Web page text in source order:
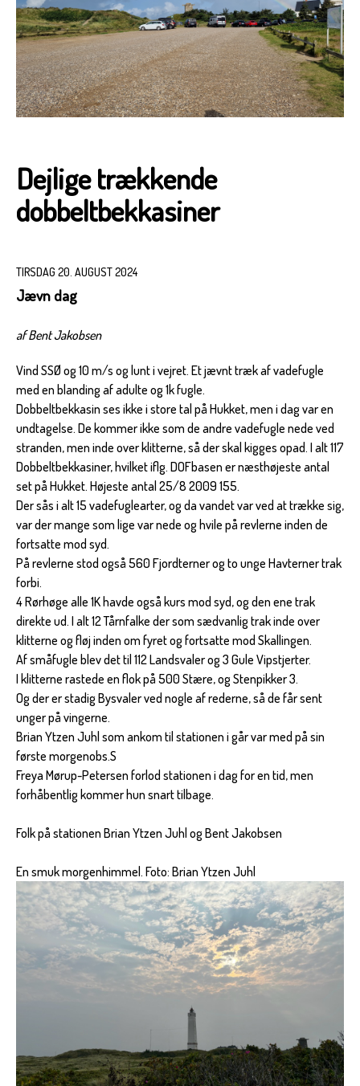
Dejlige trækkende
dobbeltbekkasiner
TIRSDAG 20. AUGUST 2024
Jævn dag
af Bent Jakobsen
Vind SSØ og 10 m/s og lunt i vejret. Et jævnt træk af vadefugle
med en blanding af adulte og 1k fugle.
Dobbeltbekkasin ses ikke i store tal på Hukket, men i dag var en
undtagelse. De kommer ikke som de andre vadefugle nede ved
stranden, men inde over klitterne, så der skal kigges opad. I alt 117
Dobbeltbekkasiner, hvilket iflg. DOFbasen er næsthøjeste antal
set på Hukket. Højeste antal 25/8 2009 155.
Der sås i alt 15 vadefuglearter, og da vandet var ved at trække sig,
var der mange som lige var nede og hvile på revlerne inden de
fortsatte mod syd.
På revlerne stod også 560 Fjordterner og to unge Havterner trak
forbi.
4 Rørhøge alle 1K havde også kurs mod syd, og den ene trak
direkte ud. I alt 12 Tårnfalke der som sædvanlig trak inde over
klitterne og fløj inden om fyret og fortsatte mod Skallingen.
Af småfugle blev det til 112 Landsvaler og 3 Gule Vipstjerter.
I klitterne rastede en flok på 500 Stære, og Stenpikker 3.
Og der er stadig Bysvaler ved nogle af rederne, så de får sent
unger på vingerne.
Brian Ytzen Juhl som ankom til stationen i går var med på sin
første morgenobs.S
Freya Mørup-Petersen forlod stationen i dag for en tid, men
forhåbentlig kommer hun snart tilbage.
Folk på stationen Brian Ytzen Juhl og Bent Jakobsen
En smuk morgenhimmel. Foto: Brian Ytzen Juhl